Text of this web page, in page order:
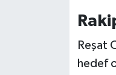
Reşat
hedef